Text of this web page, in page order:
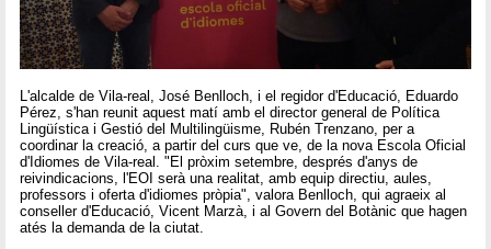
L'alcalde de Vila-real, José Benlloch, i el regidor d'Educació, Eduardo
Pérez, s'han reunit aquest matí amb el director general de Política
Lingüística i Gestió del Multilingüisme, Rubén Trenzano, per a
coordinar la creació, a partir del curs que ve, de la nova Escola Oficial
d'Idiomes de Vila-real. "El pròxim setembre, després d'anys de
reivindicacions, l'EOI serà una realitat, amb equip directiu, aules,
professors i oferta d'idiomes pròpia", valora Benlloch, qui agraeix al
conseller d'Educació, Vicent Marzà, i al Govern del Botànic que hagen
atés la demanda de la ciutat.